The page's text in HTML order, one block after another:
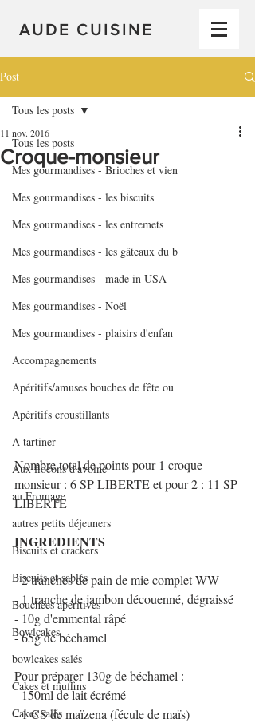
AUDE CUISINE
Post
Tous les posts
Mes gourmandises - Brioches et vien
Mes gourmandises - les biscuits
Mes gourmandises - les entremets
Mes gourmandises - les gâteaux du b
Mes gourmandises - made in USA
Mes gourmandises - Noël
Mes gourmandises - plaisirs d'enfan
Accompagnements
Apéritifs/amuses bouches de fête ou
Apéritifs croustillants
A tartiner
Aux flocons d'avoine
au Fromage
autres petits déjeuners
Biscuits et crackers
Biscuits et sablés
Bouchées apéritives
Bowlcakes
bowlcakes salés
Cakes et muffins
Cakes salés
Tous les posts
Croque-monsieur
11 nov. 2016
Nombre total de points pour 1 croque-
monsieur : 6 SP LIBERTE et pour 2 : 11 SP
LIBERTE
INGREDIENTS
- 2 tranches de pain de mie complet WW
- 1 tranche de jambon découenné, dégraissé
- 10g d'emmental râpé
- 65g de béchamel
Pour préparer 130g de béchamel :
- 150ml de lait écrémé
- 1 CS de maïzena (fécule de maïs)